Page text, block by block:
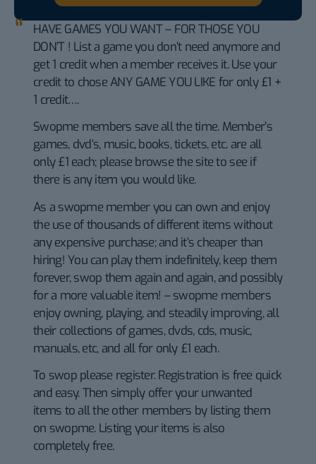
HAVE GAMES YOU WANT – FOR THOSE YOU
DON’T ! List a game you don’t need anymore and
get 1 credit when a member receives it. Use your
credit to chose ANY GAME YOU LIKE for only £1 +
1 credit….
Swopme members save all the time. Member’s
games, dvd’s, music, books, tickets, etc. are all
only £1 each; please browse the site to see if
there is any item you would like.
As a swopme member you can own and enjoy
the use of thousands of different items without
any expensive purchase; and it’s cheaper than
hiring! You can play them indefinitely, keep them
forever, swop them again and again, and possibly
for a more valuable item! – swopme members
enjoy owning, playing, and steadily improving, all
their collections of games, dvds, cds, music,
manuals, etc, and all for only £1 each.
To swop please register. Registration is free quick
and easy. Then simply offer your unwanted
items to all the other members by listing them
on swopme. Listing your items is also
completely free.